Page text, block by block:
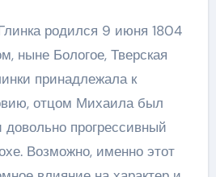
родился 9 июня 1804
ныне Бологое, Тверская
принадлежала к
отцом Михаила был
прогрессивный
Возможно, именно этот